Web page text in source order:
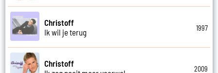
Christoff
Ik wil je terug
1997
Christoff
2009